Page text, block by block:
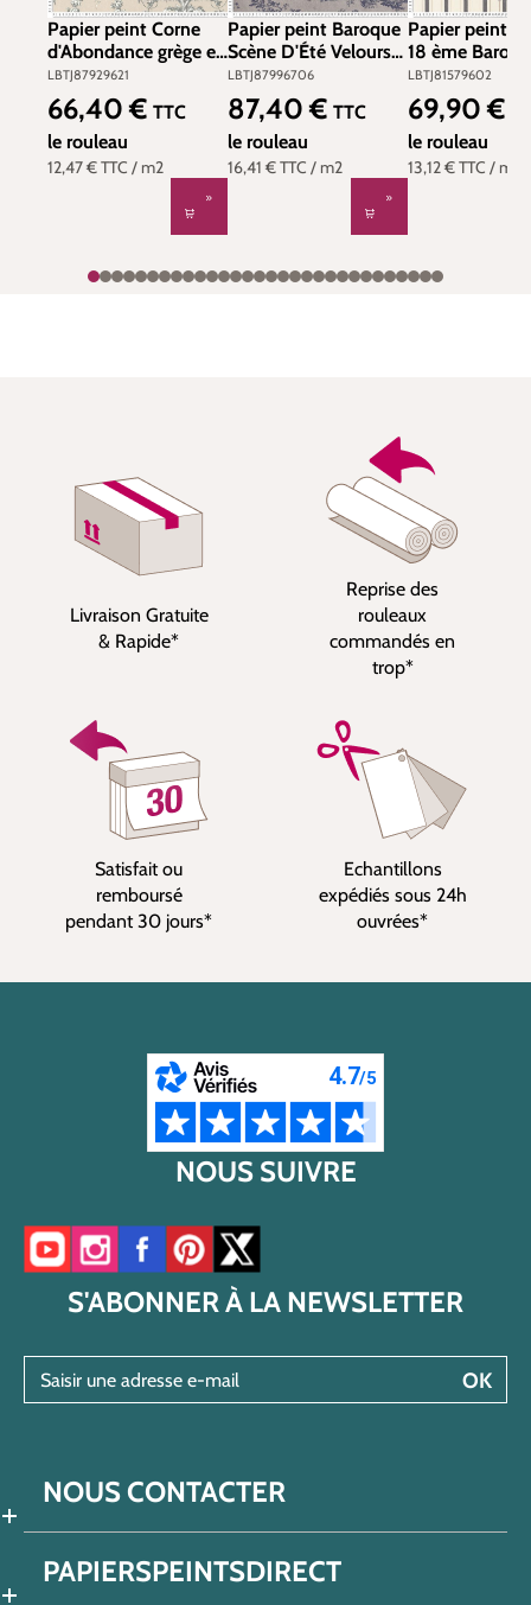
Papier peint Corne
d'Abondance grège et
fusain - Les Belles
Toiles De Jouy de
Casadéco | Réf.
LBTJ87929621
LBTJ87929621
12,47 €TTC / m2
Prix régulier :
66,40 € TTC
le rouleau
Papier peint Baroque
Scène D'Été Velours
bleu et argenté - Les
Belles Toiles De Jouy
de Casadéco | Réf.
LBTJ87996706
LBTJ87996706
16,41 €TTC / m2
Prix régulier :
87,40 € TTC
le rouleau
Papier peint
18 ème
et doré - Les
Toiles De Jouy
Casadéco | Réf.
LBTJ81579602
LBTJ81579602
13,12 €TTC / m2
Prix régulier :
69,90 €
le rouleau
Livraison Gratuite
& Rapide*
Reprise des
rouleaux
commandés en
trop*
Satisfait ou
remboursé
pendant 30 jours*
Echantillons
expédiés sous 24h
ouvrées*
NOUS SUIVRE
Accéder à notre chaîne YouTube
Accéder à notre compte Instagram
Accéder à notre page Facebook
Accéder à notre compte Pinterest
Accéder à notre compte Twitter/X
S'ABONNER À LA NEWSLETTER
OK
NOUS CONTACTER
PAPIERSPEINTSDIRECT